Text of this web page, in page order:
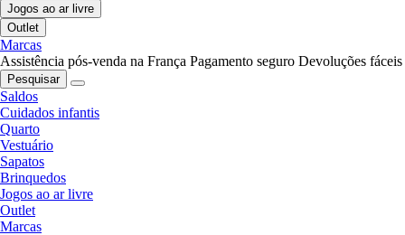
Jogos ao ar livre
Outlet
Marcas
Assistência pós-venda na França Pagamento seguro Devoluções fáceis
Pesquisar
Saldos
Cuidados infantis
Quarto
Vestuário
Sapatos
Brinquedos
Jogos ao ar livre
Outlet
Marcas